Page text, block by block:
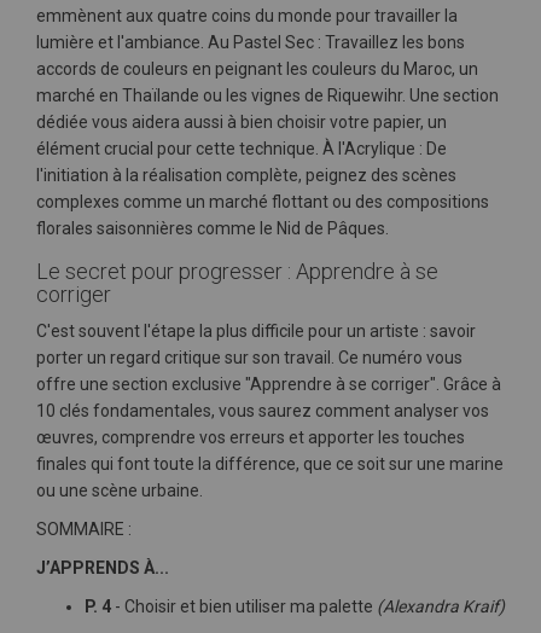
emmènent aux quatre coins du monde pour travailler la
lumière et l'ambiance. Au Pastel Sec : Travaillez les bons
accords de couleurs en peignant les couleurs du Maroc, un
marché en Thaïlande ou les vignes de Riquewihr. Une section
dédiée vous aidera aussi à bien choisir votre papier, un
élément crucial pour cette technique. À l'Acrylique : De
l'initiation à la réalisation complète, peignez des scènes
complexes comme un marché flottant ou des compositions
florales saisonnières comme le Nid de Pâques.
Le secret pour progresser : Apprendre à se
corriger
C'est souvent l'étape la plus difficile pour un artiste : savoir
porter un regard critique sur son travail. Ce numéro vous
offre une section exclusive "Apprendre à se corriger". Grâce à
10 clés fondamentales, vous saurez comment analyser vos
œuvres, comprendre vos erreurs et apporter les touches
finales qui font toute la différence, que ce soit sur une marine
ou une scène urbaine.
SOMMAIRE :
J’APPRENDS À...
P. 4 - Choisir et bien utiliser ma palette (Alexandra Kraif)